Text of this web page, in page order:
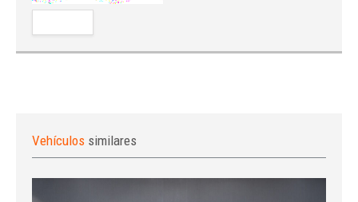
Vehículos similares